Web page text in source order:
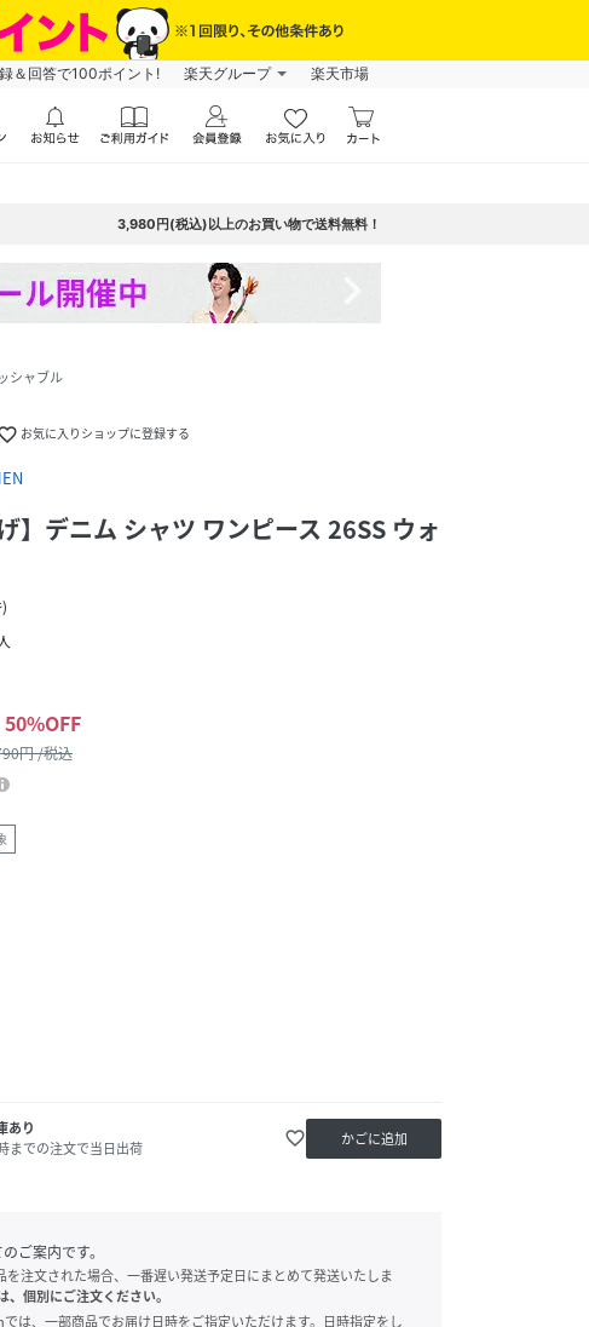
＆回答で100ポイント! 楽天グループ 楽天市場
3,980円(税込)以上のお買い物で送料無料！
シャブル
お気に入りショップに登録する
】デニム シャツ ワンピース 26SS ウォ
)
50%OFF
円 /税込
あり
までの注文で当日出荷
favorite_border かごに追加
ご案内です。
注文された場合、一番遅い発送予定日にまとめて発送いたしま
、個別にご注文ください。
は、一部商品でお届け日時をご指定いただけます。日時指定をし